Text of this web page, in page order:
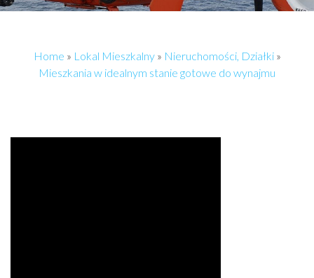
Home » Lokal Mieszkalny» Nieruchomości, Działki»
Mieszkania w idealnym stanie gotowe do wynajmu